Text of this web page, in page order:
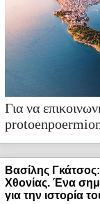
Για να
Βασίλης
Χθονίας. Ένα
για την ιστορία